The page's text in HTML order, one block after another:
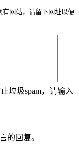
有网站，请留下网址以便
止垃圾spam，请输入
的回复。